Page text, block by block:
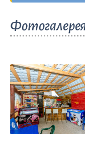
ссылке.
расположен